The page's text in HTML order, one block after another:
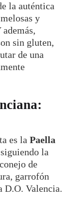
la auténtica
y
sin gluten,
de una
es la Paella
la
de
garrofón
D.O. Valencia.